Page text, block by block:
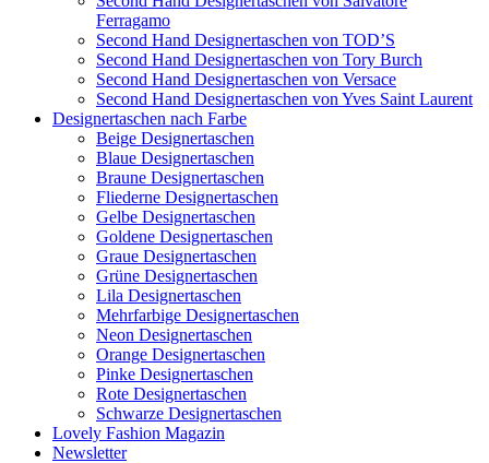
Ferragamo
Second Hand Designertaschen von TOD’S
Second Hand Designertaschen von Tory Burch
Second Hand Designertaschen von Versace
Second Hand Designertaschen von Yves Saint Laurent
Designertaschen nach Farbe
Beige Designertaschen
Blaue Designertaschen
Braune Designertaschen
Fliederne Designertaschen
Gelbe Designertaschen
Goldene Designertaschen
Graue Designertaschen
Grüne Designertaschen
Lila Designertaschen
Mehrfarbige Designertaschen
Neon Designertaschen
Orange Designertaschen
Pinke Designertaschen
Rote Designertaschen
Schwarze Designertaschen
Lovely Fashion Magazin
Newsletter